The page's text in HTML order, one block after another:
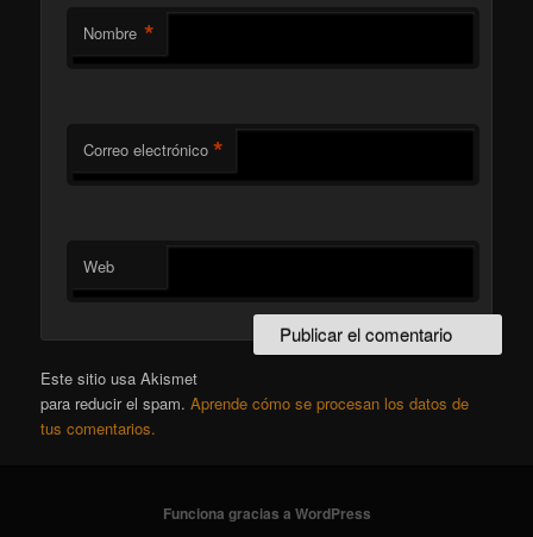
Nombre *
Correo electrónico *
Web
Este sitio usa Akismet
para reducir el spam.Aprende cómo se procesan los datos de
tus comentarios.
Funciona gracias a WordPress